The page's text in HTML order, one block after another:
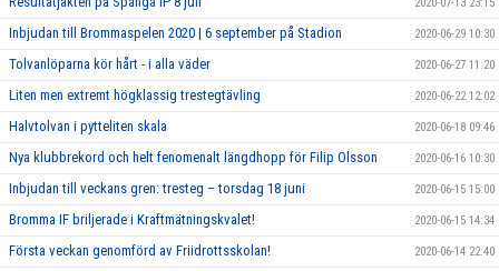
Inbjudan till Brommaspelen 2020 | 6 september på Stadion 2020-06-29 10:30
Tolvanlöparna kör hårt - i alla väder 2020-06-27 11:20
Liten men extremt högklassig trestegtävling 2020-06-22 12:02
Halvtolvan i pytteliten skala 2020-06-18 09:46
Nya klubbrekord och helt fenomenalt längdhopp för Filip Olsson 2020-06-16 10:30
Inbjudan till veckans gren: tresteg – torsdag 18 juni 2020-06-15 15:00
Bromma IF briljerade i Kraftmätningskvalet! 2020-06-15 14:34
Första veckan genomförd av Friidrottsskolan! 2020-06-14 22:40